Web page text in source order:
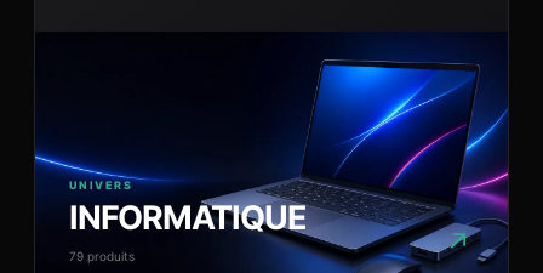
UNIVERS
INFORMATIQUE
79 produits ↗